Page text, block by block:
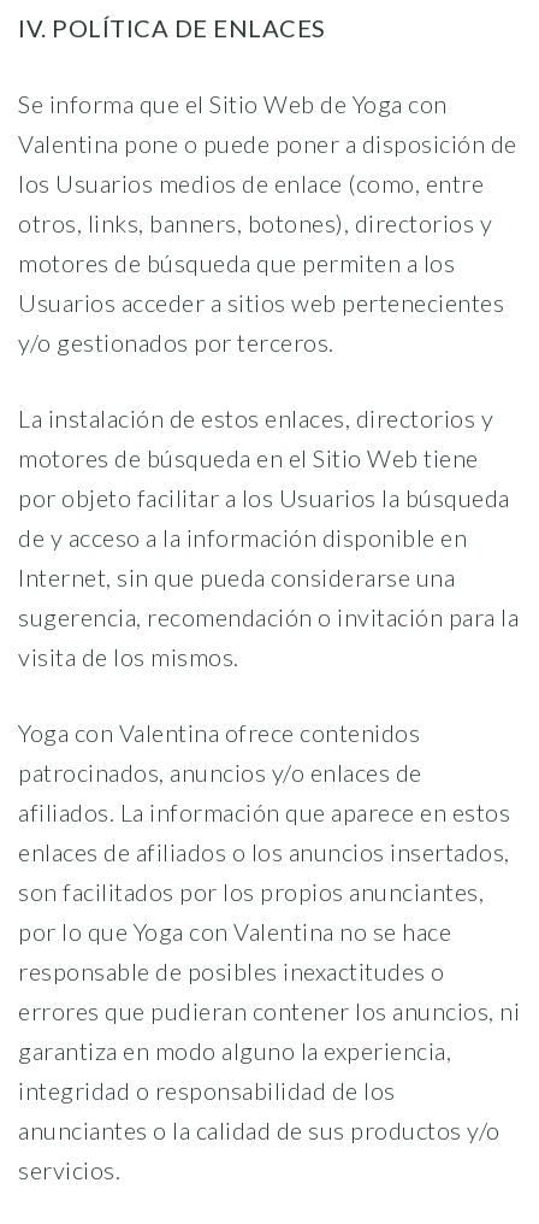
IV. POLÍTICA DE ENLACES
Se informa que el Sitio Web de Yoga con
Valentina pone o puede poner a disposición de
los Usuarios medios de enlace (como, entre
otros, links, banners, botones), directorios y
motores de búsqueda que permiten a los
Usuarios acceder a sitios web pertenecientes
y/o gestionados por terceros.
La instalación de estos enlaces, directorios y
motores de búsqueda en el Sitio Web tiene
por objeto facilitar a los Usuarios la búsqueda
de y acceso a la información disponible en
Internet, sin que pueda considerarse una
sugerencia, recomendación o invitación para la
visita de los mismos.
Yoga con Valentina ofrece contenidos
patrocinados, anuncios y/o enlaces de
afiliados. La información que aparece en estos
enlaces de afiliados o los anuncios insertados,
son facilitados por los propios anunciantes,
por lo que Yoga con Valentina no se hace
responsable de posibles inexactitudes o
errores que pudieran contener los anuncios, ni
garantiza en modo alguno la experiencia,
integridad o responsabilidad de los
anunciantes o la calidad de sus productos y/o
servicios.